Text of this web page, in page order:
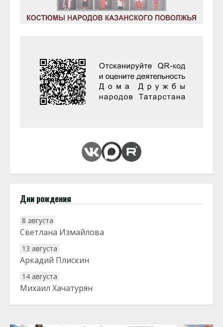
Дни рождения
8 августа
Светлана Измайлова
13 августа
Аркадий Плискин
14 августа
Михаил Хачатурян
20 августа